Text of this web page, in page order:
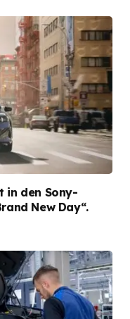
in den Sony-
New Day“.